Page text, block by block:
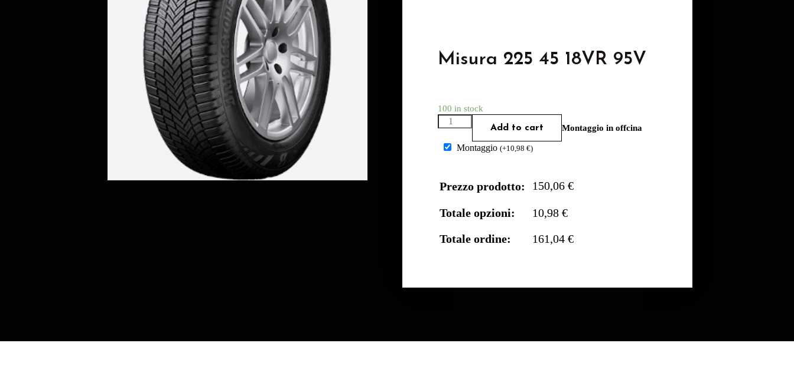
Misura 225 45 18VR 95V
100 in stock
Add to cart Montaggio in offcina
Montaggio (+10,98 €)
Prezzo prodotto: 150,06 €
Totale opzioni:
10,98 €
Totale ordine:
161,04 €